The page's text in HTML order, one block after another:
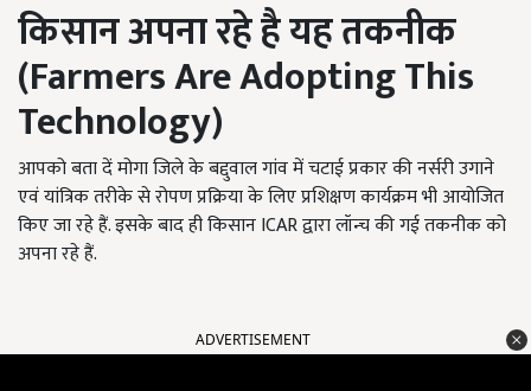
किसान अपना रहे है यह तकनीक
(Farmers Are Adopting This
Technology)
आपको बता दें मोगा जिले के बद्दुवाल गांव में चटाई प्रकार की नर्सरी उगाने
एवं यांत्रिक तरीके से रोपण प्रक्रिया के लिए प्रशिक्षण कार्यक्रम भी आयोजित
किए जा रहे हैं. इसके बाद ही किसान ICAR द्वारा लॉन्च की गई तकनीक को
अपना रहे हैं.
ADVERTISEMENT